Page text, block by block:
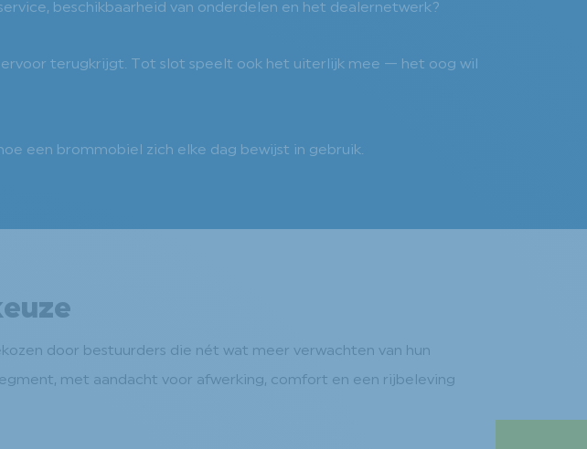
beschikbaarheid van onderdelen en het dealernetwerk?
terugkrijgt. Tot slot speelt ook het uiterlijk mee — het oog wil
een brommobiel zich elke dag bewijst in gebruik.
door bestuurders die nét wat meer verwachten van hun
met aandacht voor afwerking, comfort en een rijbeleving